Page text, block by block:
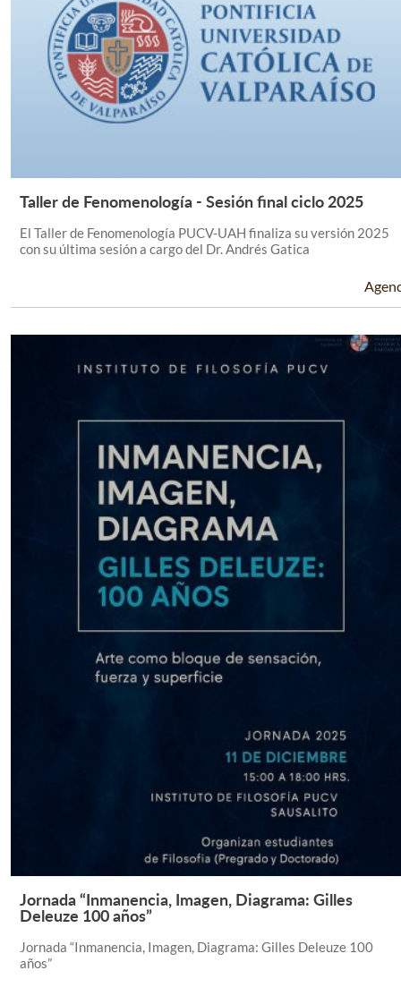
Leer Más +
Taller de Fenomenología - Sesión final ciclo 2025
El Taller de Fenomenología PUCV-UAH finaliza su versión 2025
con su última sesión a cargo del Dr. Andrés Gatica
Leer Más +
Jornada “Inmanencia, Imagen, Diagrama: Gilles
Deleuze 100 años”
Jornada “Inmanencia, Imagen, Diagrama: Gilles Deleuze 100
años”